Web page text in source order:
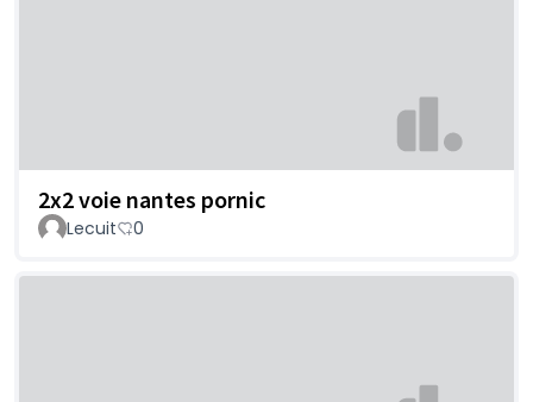
2x2 voie nantes pornic
Lecuit 0